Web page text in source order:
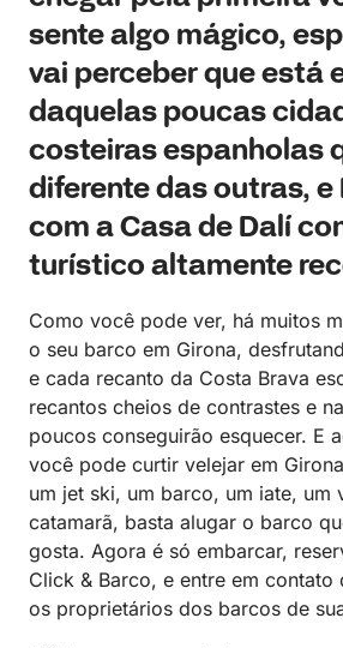
sente algo mágico,
vai perceber que está
daquelas poucas
costeiras espanholas
diferente das outras,
com a Casa de Dalí
turístico altamente
Como você pode ver, há muitos
o seu barco em Girona,
e cada recanto da Costa Brava
recantos cheios de contrastes e
poucos conseguirão esquecer. E
você pode curtir velejar em
um jet ski, um barco, um iate, um
catamarã, basta alugar o barco
gosta. Agora é só embarcar,
Click & Barco, e entre em contato
os proprietários dos barcos de